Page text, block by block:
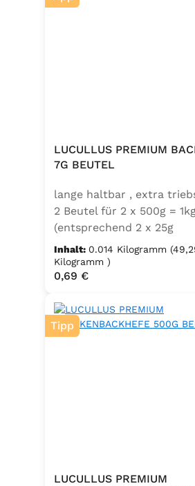
LUCULLUS PREMIUM
7G BEUTEL
lange haltbar , extra
2 Beutel für 2 x 500g =
(entsprechend 2 x 25g
Frischhefe)Zutaten:
, Emulgator E491 (Unter
Schutzatmosphäre
Inhalt: 0.014 Kilogramm
Kilogramm )
Regulärer Preis:
0,69 €
Tipp
LUCULLUS PREMIUM